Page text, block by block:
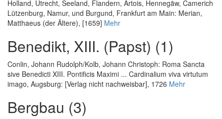
Holland, Utrecht, Seeland, Flandern, Artois, Hennegäw, Camerich
Lützenburg, Namur, und Burgund, Frankfurt am Main: Merian,
Matthaeus (der Ältere), [1659] Mehr
Benedikt, XIII. (Papst) (1)
Conlin, Johann Rudolph/Kolb, Johann Christoph: Roma Sancta
sive Benedicti XIII. Pontificis Maximi ... Cardinalium viva virtutum
imago, Augsburg: [Verlag nicht nachweisbar], 1726 Mehr
Bergbau (3)